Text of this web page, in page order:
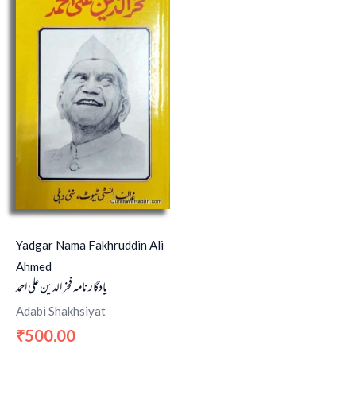
Yadgar Nama Fakhruddin Ali
Ahmed
یادگار نامہ فخر الدین علی احمد
Adabi Shakhsiyat
₹500.00